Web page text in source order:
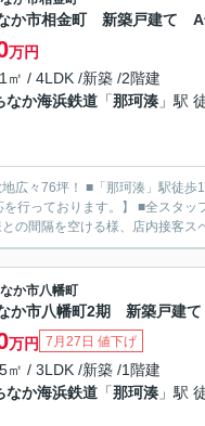
か市相金町 新築戸建て A
万円
㎡ / 4LDK /新築 /2階建
なか海浜鉄道 「那珂湊 」駅
広々76坪！ ■「那珂湊」駅徒歩
を行っております。】 ■全スタ
の間隔を空ける様、店内接客ス
か市八幡町
か市八幡町2期 新築戸建
万円 7月27日 値下げ
㎡ / 3LDK /新築 /1階建
なか海浜鉄道 「那珂湊 」駅